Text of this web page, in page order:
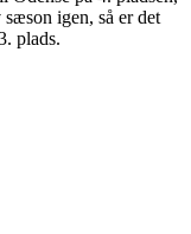
igen, så er det
plads.